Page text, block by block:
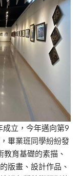
成立，今年邁向第9
畢業班同學紛紛發
育基礎的素描、
版畫、設計作品、